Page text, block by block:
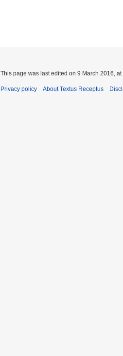
This page was last edited on 9 March 2016, at
Privacy policy About Textus Receptus